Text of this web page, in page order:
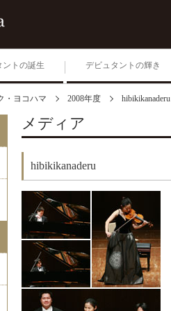
ントの誕生 デビュタントの輝き
1位入賞者によるコンサー
生きる 2026
・ヨコハマ 2008年度 hibikikanaderu
メディア
hibikikanaderu